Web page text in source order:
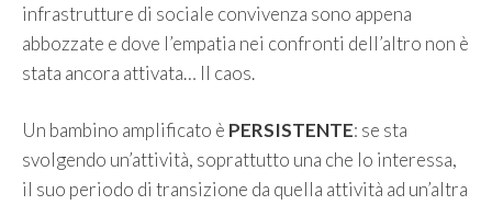
infrastrutture di sociale convivenza sono appena
abbozzate e dove l’empatia nei confronti dell’altro non è
stata ancora attivata… Il caos.
Un bambino amplificato è PERSISTENTE: se sta
svolgendo un’attività, soprattutto una che lo interessa,
il suo periodo di transizione da quella attività ad un’altra